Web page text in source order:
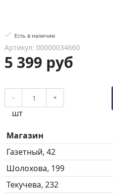
Есть в наличии
Артикул: 00000034660
5 399 руб
- +
шт
Магазин
Газетный, 42
Шолохова, 199
Текучева, 232